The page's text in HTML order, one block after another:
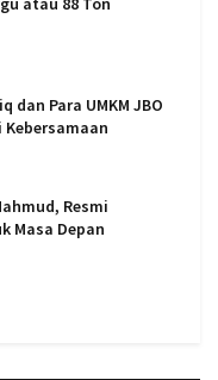
dan Para UMKM JBO
Kebersamaan
Resmi
Masa Depan